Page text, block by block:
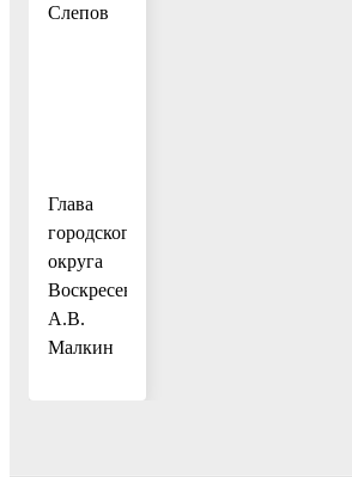
Слепов
Глава
городского
округа
Воскресенск
А.В.
Малкин